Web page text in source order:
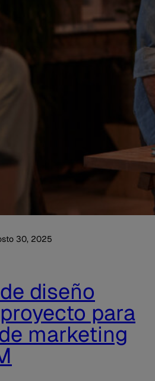
30, 2025
diseño
para
marketing